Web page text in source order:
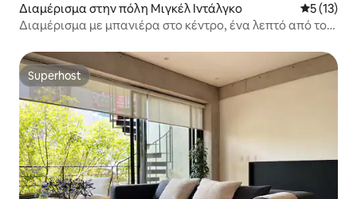
Διαμέρισμα στην πόλη Μιγκέλ Ιντάλγκο Μέση
5 (13)
Διαμέρισμα με μπανιέρα στο κέντρο, ένα λεπτό από το
Superhost
Superhost